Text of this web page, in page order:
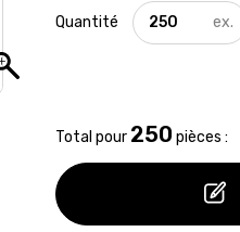
quantité
de
en
Total pour 250 pièces :